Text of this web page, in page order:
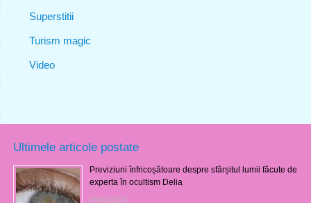
Superstitii
Turism magic
Video
Ultimele articole postate
Previziuni înfricoșătoare despre sfârșitul lumii făcute de
experta în ocultism Delia
08/08/2026